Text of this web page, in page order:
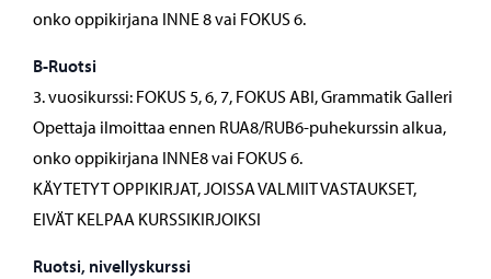
onko oppikirjana INNE 8 vai FOKUS 6.
B-Ruotsi
3. vuosikurssi: FOKUS 5, 6, 7, FOKUS ABI, Grammatik Galleri
Opettaja ilmoittaa ennen RUA8/RUB6-puhekurssin alkua,
onko oppikirjana INNE8 vai FOKUS 6.
KÄYTETYT OPPIKIRJAT, JOISSA VALMIIT VASTAUKSET,
EIVÄT KELPAA KURSSIKIRJOIKSI
Ruotsi, nivellyskurssi